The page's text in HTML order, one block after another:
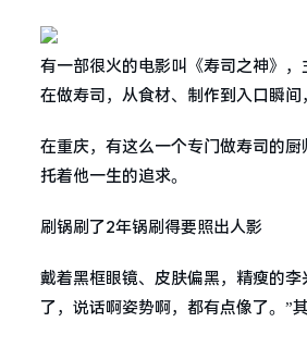
有一部很火的电影叫《寿司之神》
在做寿司，从食材、制作到入口瞬间
在重庆，有这么一个专门做寿司的
托着他一生的追求。
刷锅刷了2年锅刷得要照出人影
戴着黑框眼镜、皮肤偏黑，精瘦的
了，说话啊姿势啊，都有点像了。”